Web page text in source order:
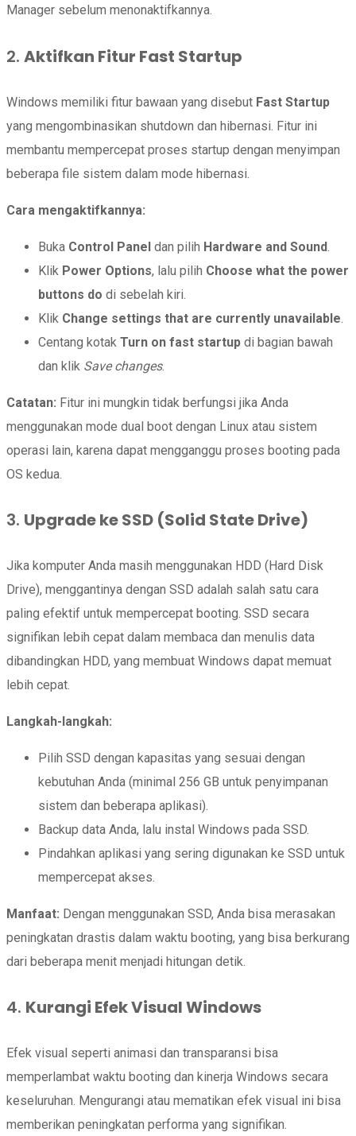
Manager sebelum menonaktifkannya.
2. Aktifkan Fitur Fast Startup
Windows memiliki fitur bawaan yang disebut Fast Startup
yang mengombinasikan shutdown dan hibernasi. Fitur ini
membantu mempercepat proses startup dengan menyimpan
beberapa file sistem dalam mode hibernasi.
Cara mengaktifkannya:
Buka Control Panel dan pilih Hardware and Sound
Klik Power Options, lalu pilih Choose what the power
buttons do di sebelah kiri.
Klik Change settings that are currently unavailable
Centang kotak Turn on fast startup di bagian bawah
dan klik Save changes.
Catatan: Fitur ini mungkin tidak berfungsi jika Anda
menggunakan mode dual boot dengan Linux atau sistem
operasi lain, karena dapat mengganggu proses booting pada
OS kedua.
3. Upgrade ke SSD (Solid State Drive)
Jika komputer Anda masih menggunakan HDD (Hard Disk
Drive), menggantinya dengan SSD adalah salah satu cara
paling efektif untuk mempercepat booting. SSD secara
signifikan lebih cepat dalam membaca dan menulis data
dibandingkan HDD, yang membuat Windows dapat memuat
lebih cepat.
Langkah-langkah:
Pilih SSD dengan kapasitas yang sesuai dengan
kebutuhan Anda (minimal 256 GB untuk penyimpanan
sistem dan beberapa aplikasi).
Backup data Anda, lalu instal Windows pada SSD.
Pindahkan aplikasi yang sering digunakan ke SSD untuk
mempercepat akses.
Manfaat: Dengan menggunakan SSD, Anda bisa merasakan
peningkatan drastis dalam waktu booting, yang bisa berkurang
dari beberapa menit menjadi hitungan detik.
4. Kurangi Efek Visual Windows
Efek visual seperti animasi dan transparansi bisa
memperlambat waktu booting dan kinerja Windows secara
keseluruhan. Mengurangi atau mematikan efek visual ini bisa
memberikan peningkatan performa yang signifikan.